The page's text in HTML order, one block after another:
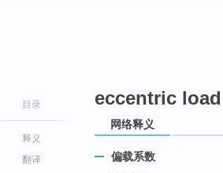
目录
释义
翻译
eccentric
网络释义
偏载系数